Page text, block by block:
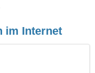
im Internet